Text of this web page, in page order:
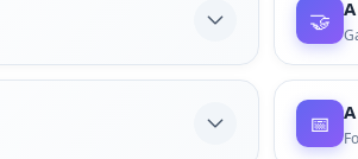
a
A „Digital
gyors, hatékony
🤝
Nem
📅